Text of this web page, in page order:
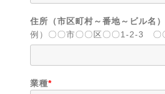
住所（市区町村～番地～ビル名）
例）〇〇市〇〇区〇〇1-2-3 〇
業種*